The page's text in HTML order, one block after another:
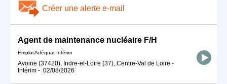
Créer une alerte e-mail
Agent de maintenance nucléaire F/H
Emploi Adéquat Intérim
Avoine (37420), Indre-et-Loire (37), Centre-Val de Loire -
Intérim - 02/08/2026